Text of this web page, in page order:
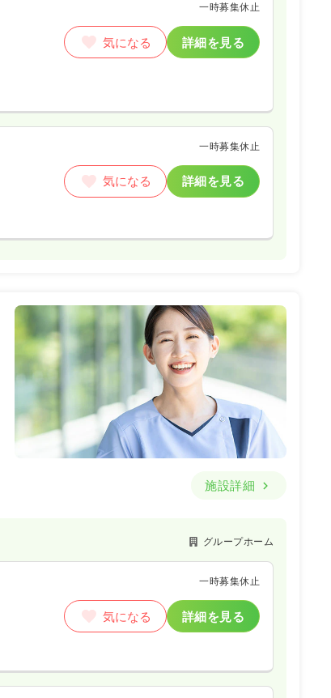
一時募集休止
気になる 詳細を見る
一時募集休止
気になる 詳細を見る
施設詳細
グループホーム
一時募集休止
気になる 詳細を見る